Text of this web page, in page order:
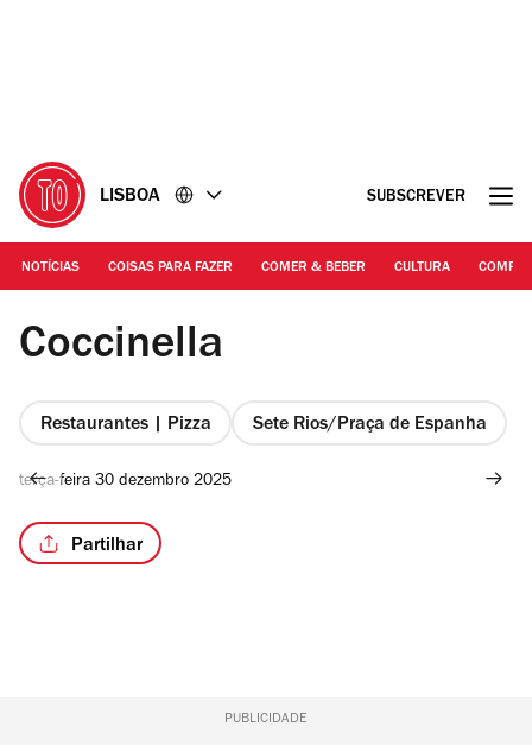
LISBOA SUBSCREVER
NOTÍCIAS COISAS PARA FAZER COMER & BEBER CULTURA
Rita Chantre | Joana Paramés, à porta da Coccinella
Coccinella
Restaurantes | Pizza Sete Rios/Praça de Espanha
terça-feira 30 dezembro 2025
Partilhar
PUBLICIDADE